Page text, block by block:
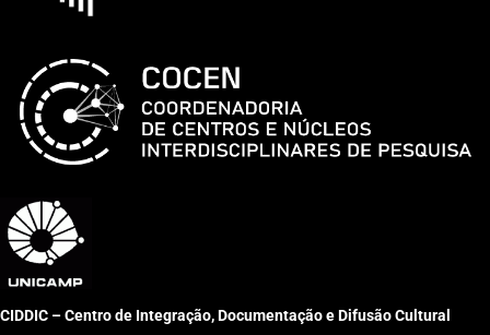
CIDDIC – Centro de Integração, Documentação e Difusão Cultural